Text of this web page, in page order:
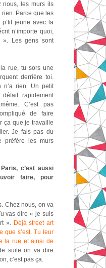
nous, les murs ils
rien. Parce que les
jeune avec la
n’importe quoi,
Les gens sont
rue, tu sors une
derrière toi.
n’a rien. Un petit
rapidement
C’est pas
de faire
ça que je travaille
Je fais pas du
préfère les murs
c’est aussi
faire, pour
Chez nous, on va
vas dire « je suis
». Déjà street art
que s’est. Tu leur
la rue et ainsi de
suite on va dire
c’est pas ça.